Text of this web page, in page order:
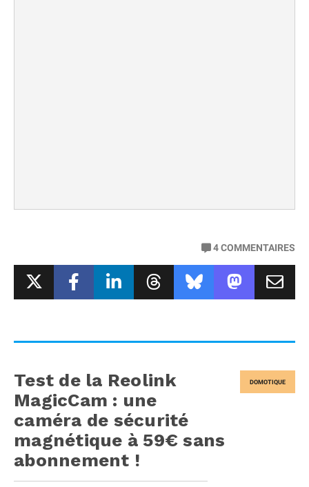
4COMMENTAIRES
DOMOTIQUE
Test de la Reolink
MagicCam : une
caméra de sécurité
magnétique à 59€ sans
abonnement !